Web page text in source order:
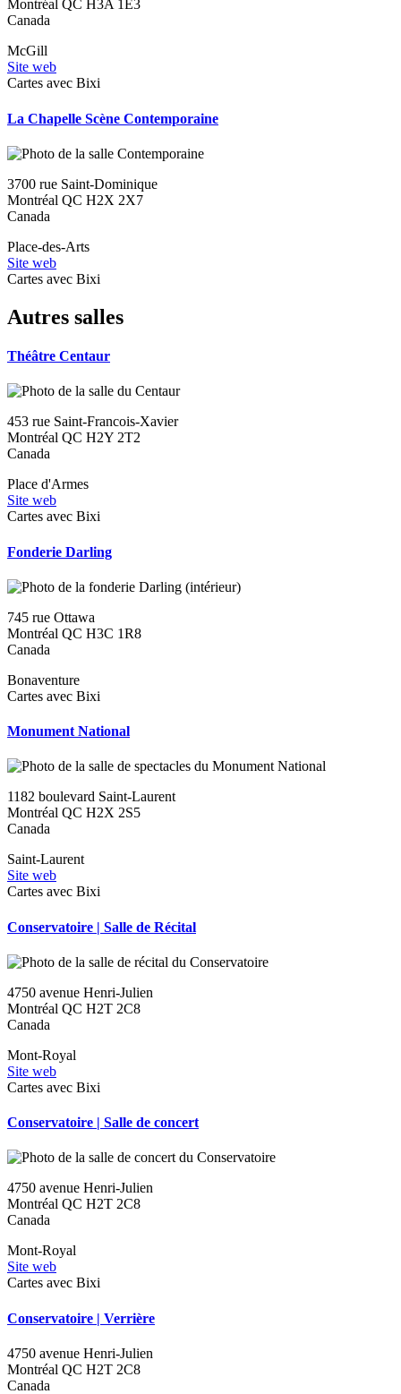
Montréal QC H3A 1E3
Canada
McGill
Site web
Cartes avec Bixi
La Chapelle Scène Contemporaine
3700 rue Saint-Dominique
Montréal QC H2X 2X7
Canada
Place-des-Arts
Site web
Cartes avec Bixi
Autres salles
Théâtre Centaur
453 rue Saint-Francois-Xavier
Montréal QC H2Y 2T2
Canada
Place d'Armes
Site web
Cartes avec Bixi
Fonderie Darling
745 rue Ottawa
Montréal QC H3C 1R8
Canada
Bonaventure
Cartes avec Bixi
Monument National
1182 boulevard Saint-Laurent
Montréal QC H2X 2S5
Canada
Saint-Laurent
Site web
Cartes avec Bixi
Conservatoire | Salle de Récital
4750 avenue Henri-Julien
Montréal QC H2T 2C8
Canada
Mont-Royal
Site web
Cartes avec Bixi
Conservatoire | Salle de concert
4750 avenue Henri-Julien
Montréal QC H2T 2C8
Canada
Mont-Royal
Site web
Cartes avec Bixi
Conservatoire | Verrière
4750 avenue Henri-Julien
Montréal QC H2T 2C8
Canada